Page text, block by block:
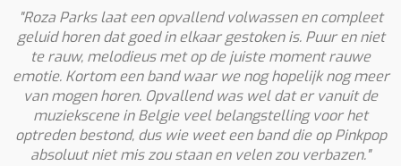
"Roza Parks laat een opvallend volwassen en compleet
geluid horen dat goed in elkaar gestoken is. Puur en niet
te rauw, melodieus met op de juiste moment rauwe
emotie. Kortom een band waar we nog hopelijk nog meer
van mogen horen. Opvallend was wel dat er vanuit de
muziekscene in Belgie veel belangstelling voor het
optreden bestond, dus wie weet een band die op Pinkpop
absoluut niet mis zou staan en velen zou verbazen."